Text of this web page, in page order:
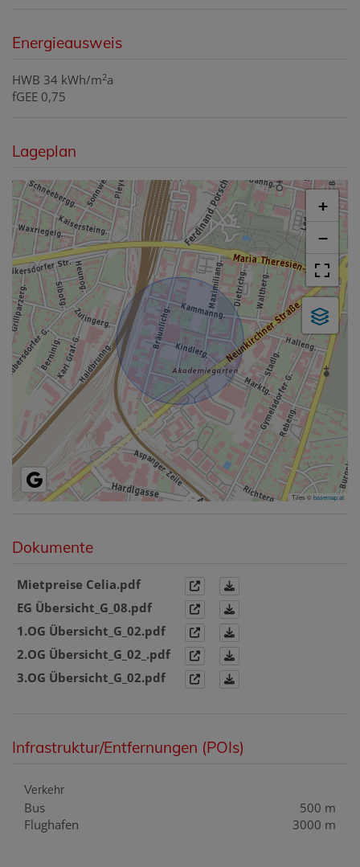
Energieausweis
HWB 34 kWh/m2a
fGEE 0,75
Lageplan
+
−
Tiles ©basemap.at
Dokumente
Mietpreise Celia.pdf
EG Übersicht_G_08.pdf
1.OG Übersicht_G_02.pdf
2.OG Übersicht_G_02_.pdf
3.OG Übersicht_G_02.pdf
Infrastruktur/Entfernungen (POIs)
Verkehr
Bus
500 m
Flughafen
3000 m